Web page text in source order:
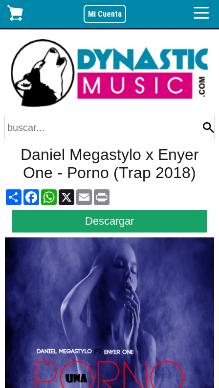
Mi Cuenta
Daniel Megastylo x Enyer
One - Porno (Trap 2018)
ShareFacebookWhatsApp
X Email
Descargar